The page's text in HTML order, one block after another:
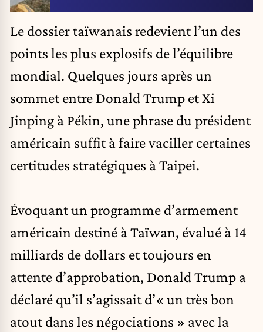
Le dossier taïwanais redevient l’un des
points les plus explosifs de l’équilibre
mondial. Quelques jours après un
sommet entre Donald Trump et Xi
Jinping à Pékin, une phrase du président
américain suffit à faire vaciller certaines
certitudes stratégiques à Taipei.
Évoquant un programme d’armement
américain destiné àTaïwan, évalué à 14
milliards de dollars et toujours en
attente d’approbation, Donald Trump a
déclaré qu’il s’agissait d’« un très bon
atout dans les négociations » avec la